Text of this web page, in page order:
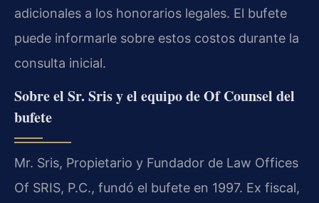
adicionales a los honorarios legales. El bufete
puede informarle sobre estos costos durante la
consulta inicial.
Sobre el Sr. Sris y el equipo de Of Counsel del
bufete
Mr. Sris, Propietario y Fundador de Law Offices
Of SRIS, P.C., fundó el bufete en 1997. Ex fiscal,